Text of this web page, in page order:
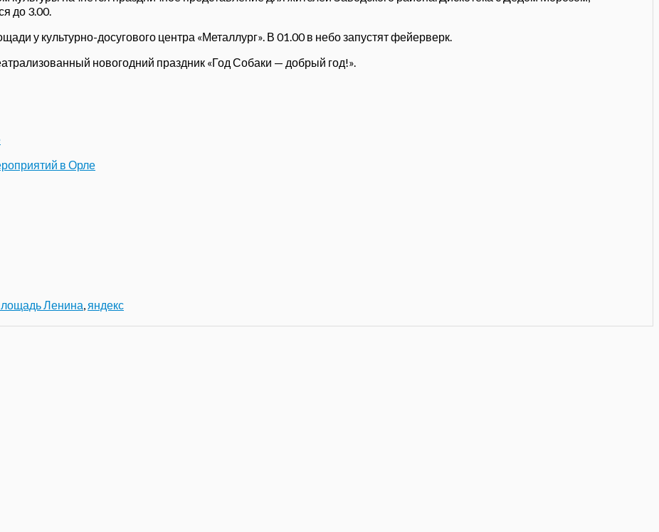
до 3.00.
у культурно-досугового центра «Металлург». В 01.00 в небо запустят фейерверк.
новогодний праздник «Год Собаки — добрый год!».
в Орле
Ленина яндекс